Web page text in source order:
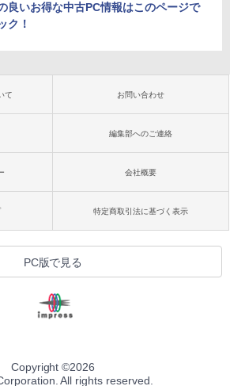
良いお得な中古PC情報はこのページで
ク！
て お問い合わせ
編集部へのご連絡
会社概要
特定商取引法に基づく表示
PC版で見る
Copyright ©2026
All rights reserved.